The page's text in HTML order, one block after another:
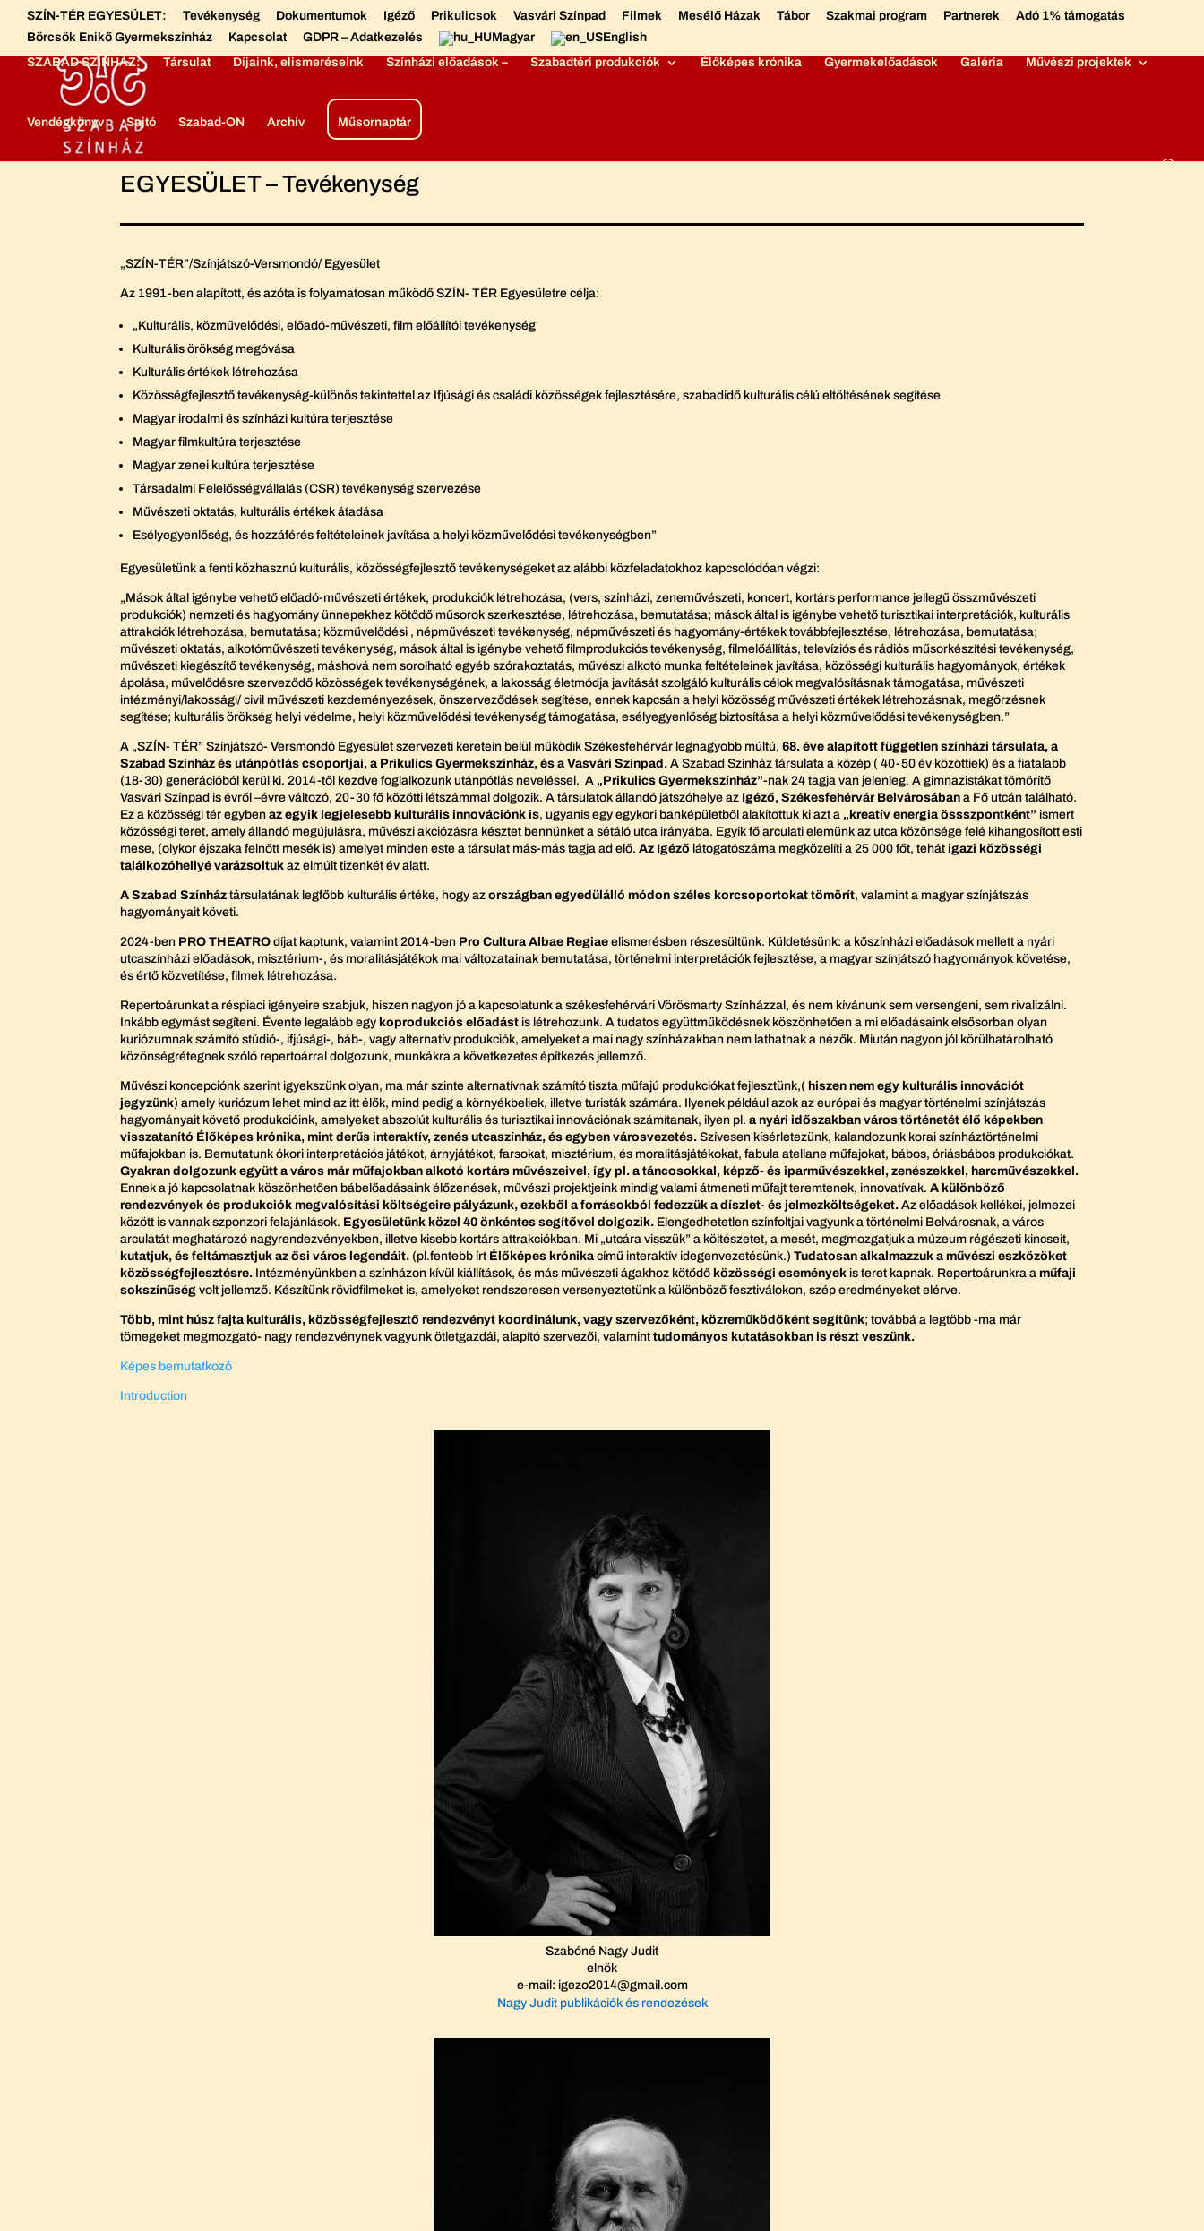
SZÍN-TÉR EGYESÜLET: Tevékenység Dokumentumok Igéző Prikulicsok Vasvári Színpad Filmek Mesélő Házak Tábor Szakmai program Partnerek
Adó 1% támogatás
Börcsök Enikő Gyermekszínház
Kapcsolat GDPR – Adatkezelés Magyar
English
SZABAD SZÍNHÁZ:
Társulat Díjaink, elismeréseink Színházi előadások – Szabadtéri produkciók Élőképes krónika Gyermekelőadások Galéria Művészi projektek
Vendégkönyv Sajtó Szabad-ON Archív Műsornaptár
EGYESÜLET – Tevékenység
„SZÍN-TÉR”/Színjátszó-Versmondó/ Egyesület
Az 1991-ben alapított, és azóta is folyamatosan működő SZÍN- TÉR Egyesületre célja:
„Kulturális, közművelődési, előadó-művészeti, film előállítói tevékenység
Kulturális örökség megóvása
Kulturális értékek létrehozása
Közösségfejlesztő tevékenység-különös tekintettel az Ifjúsági és családi közösségek fejlesztésére, szabadidő kulturális célú eltöltésének segítése
Magyar irodalmi és színházi kultúra terjesztése
Magyar filmkultúra terjesztése
Magyar zenei kultúra terjesztése
Társadalmi Felelősségvállalás (CSR) tevékenység szervezése
Művészeti oktatás, kulturális értékek átadása
Esélyegyenlőség, és hozzáférés feltételeinek javítása a helyi közművelődési tevékenységben”
Egyesületünk a fenti közhasznú kulturális, közösségfejlesztő tevékenységeket az alábbi közfeladatokhoz kapcsolódóan végzi:
„Mások által igénybe vehető előadó-művészeti értékek, produkciók létrehozása, (vers, színházi, zeneművészeti, koncert, kortárs performance jellegű összművészeti
produkciók) nemzeti és hagyomány ünnepekhez kötődő műsorok szerkesztése, létrehozása, bemutatása; mások által is igénybe vehető turisztikai interpretációk, kulturális
attrakciók létrehozása, bemutatása; közművelődési , népművészeti tevékenység, népművészeti és hagyomány-értékek továbbfejlesztése, létrehozása, bemutatása;
művészeti oktatás, alkotóművészeti tevékenység, mások által is igénybe vehető filmprodukciós tevékenység, filmelőállítás, televíziós és rádiós műsorkészítési tevékenység,
művészeti kiegészítő tevékenység, máshová nem sorolható egyéb szórakoztatás, művészi alkotó munka feltételeinek javítása, közösségi kulturális hagyományok, értékek
ápolása, művelődésre szerveződő közösségek tevékenységének, a lakosság életmódja javítását szolgáló kulturális célok megvalósításnak támogatása, művészeti
intézményi/lakossági/ civil művészeti kezdeményezések, önszerveződések segítése, ennek kapcsán a helyi közösség művészeti értékek létrehozásnak, megőrzésnek
segítése; kulturális örökség helyi védelme, helyi közművelődési tevékenység támogatása, esélyegyenlőség biztosítása a helyi közművelődési tevékenységben.”
A „SZÍN- TÉR” Színjátszó- Versmondó Egyesület szervezeti keretein belül működik Székesfehérvár legnagyobb múltú, 68. éve alapított független színházi társulata, a
Szabad Színház és utánpótlás csoportjai, a Prikulics Gyermekszínház, és a Vasvári Színpad. A Szabad Színház társulata a közép ( 40-50 év közöttiek) és a fiatalabb
(18-30) generációból kerül ki. 2014-től kezdve foglalkozunk utánpótlás neveléssel. A „Prikulics Gyermekszínház”-nak 24 tagja van jelenleg. A gimnazistákat tömörítő
Vasvári Színpad is évről –évre változó, 20-30 fő közötti létszámmal dolgozik. A társulatok állandó játszóhelye az Igéző, Székesfehérvár Belvárosában a Fő utcán található.
Ez a közösségi tér egybenaz egyik legjelesebb kulturális innovációnk is, ugyanis egy egykori banképületből alakítottuk ki azt a „kreatív energia össszpontként” ismert
közösségi teret, amely állandó megújulásra, művészi akciózásra késztet bennünket a sétáló utca irányába. Egyik fő arculati elemünk az utca közönsége felé kihangosított esti
mese, (olykor éjszaka felnőtt mesék is) amelyet minden este a társulat más-más tagja ad elő. Az Igéző látogatószáma megközelíti a 25 000 főt, tehátigazi közösségi
találkozóhellyé varázsoltuk az elmúlt tizenkét év alatt.
A Szabad Színház társulatának legfőbb kulturális értéke, hogy azországban egyedülálló módon széles korcsoportokat tömörít, valamint a magyar színjátszás
hagyományait követi.
2024-ben PRO THEATRO díjat kaptunk, valamint 2014-ben Pro Cultura Albae Regiae elismerésben részesültünk. Küldetésünk: a kőszínházi előadások mellett a nyári
utcaszínházi előadások, misztérium-, és moralitásjátékok mai változatainak bemutatása, történelmi interpretációk fejlesztése, a magyar színjátszó hagyományok követése,
és értő közvetítése, filmek létrehozása.
Repertoárunkat a réspiaci igényeire szabjuk, hiszen nagyon jó a kapcsolatunk a székesfehérvári Vörösmarty Színházzal, és nem kívánunk sem versengeni, sem rivalizálni.
Inkább egymást segíteni. Évente legalább egykoprodukciós előadást is létrehozunk. A tudatos együttműködésnek köszönhetően a mi előadásaink elsősorban olyan
kuriózumnak számító stúdió-, ifjúsági-, báb-, vagy alternatív produkciók, amelyeket a mai nagy színházakban nem lathatnak a nézők. Miután nagyon jól körülhatárolható
közönségrétegnek szóló repertoárral dolgozunk, munkákra a következetes építkezés jellemző.
Művészi koncepciónk szerint igyekszünk olyan, ma már szinte alternatívnak számító tiszta műfajú produkciókat fejlesztünk,(hiszen nem egy kulturális innovációt
jegyzünk) amely kuriózum lehet mind az itt élők, mind pedig a környékbeliek, illetve turisták számára. Ilyenek például azok az európai és magyar történelmi színjátszás
hagyományait követő produkcióink, amelyeket abszolút kulturális és turisztikai innovációnak számítanak, ilyen pl. a nyári időszakban város történetét élő képekben
visszatanító Élőképes krónika, mint derűs interaktív, zenés utcaszínház, és egyben városvezetés. Szívesen kísérletezünk, kalandozunk korai színháztörténelmi
műfajokban is. Bemutatunk ókori interpretációs játékot, árnyjátékot, farsokat, misztérium, és moralitásjátékokat, fabula atellane műfajokat, bábos, óriásbábos produkciókat.
Gyakran dolgozunk együtt a város már műfajokban alkotó kortárs művészeivel, így pl. a táncosokkal, képző- és iparművészekkel, zenészekkel, harcművészekkel.
Ennek a jó kapcsolatnak köszönhetően bábelőadásaink élőzenések, művészi projektjeink mindig valami átmeneti műfajt teremtenek, innovatívak.A különböző
rendezvények és produkciók megvalósítási költségeire pályázunk, ezekből a forrásokból fedezzük a díszlet- és jelmezköltségeket. Az előadások kellékei, jelmezei
között is vannak szponzori felajánlások. Egyesületünk közel 40 önkéntes segítővel dolgozik. Elengedhetetlen színfoltjai vagyunk a történelmi Belvárosnak, a város
arculatát meghatározó nagyrendezvényekben, illetve kisebb kortárs attrakciókban. Mi „utcára visszük” a költészetet, a mesét, megmozgatjuk a múzeum régészeti kincseit,
kutatjuk, és feltámasztjuk az ősi város legendáit. (pl.fentebb írt Élőképes krónika című interaktív idegenvezetésünk.)Tudatosan alkalmazzuk a művészi eszközöket
közösségfejlesztésre. Intézményünkben a színházon kívül kiállítások, és más művészeti ágakhoz kötődőközösségi események is teret kapnak. Repertoárunkra aműfaji
sokszínűség volt jellemző. Készítünk rövidfilmeket is, amelyeket rendszeresen versenyeztetünk a különböző fesztiválokon, szép eredményeket elérve.
Több, mint húsz fajta kulturális, közösségfejlesztő rendezvényt koordinálunk, vagy szervezőként, közreműködőként segítünk; továbbá a legtöbb -ma már
tömegeket megmozgató- nagy rendezvénynek vagyunk ötletgazdái, alapító szervezői, valaminttudományos kutatásokban is részt veszünk.
Képes bemutatkozó
Introduction
Szabóné Nagy Judit
elnök
e-mail: igezo2014@gmail.com
Nagy Judit publikációk és rendezések